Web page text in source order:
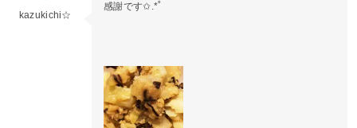
kazukichi☆
感謝です✩.*˚